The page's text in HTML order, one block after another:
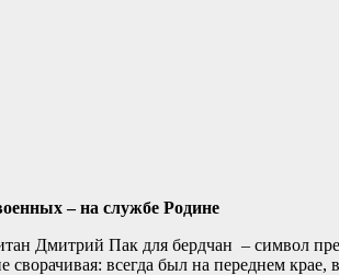
– на службе Родине
Дмитрий Пак для бердчан – символ
всегда был на переднем крае,